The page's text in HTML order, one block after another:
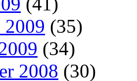
(35)
(34)
2008 (30)